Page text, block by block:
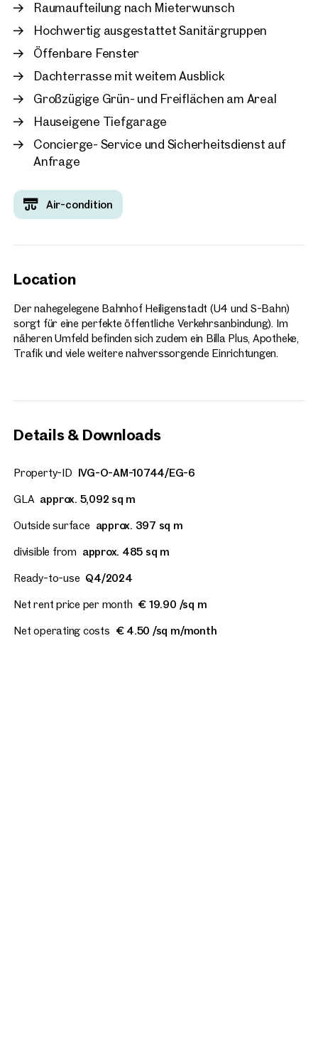
Raumaufteilung nach Mieterwunsch
Hochwertig ausgestattet Sanitärgruppen
Öffenbare Fenster
Dachterrasse mit weitem Ausblick
Großzügige Grün- und Freiflächen am Areal
Hauseigene Tiefgarage
Concierge- Service und Sicherheitsdienst auf
Anfrage
Air-condition
Location
Der nahegelegene Bahnhof Heiligenstadt (U4 und S-Bahn)
sorgt für eine perfekte öffentliche Verkehrsanbindung). Im
näheren Umfeld befinden sich zudem ein Billa Plus, Apotheke,
Trafik und viele weitere nahverssorgende Einrichtungen.
Details & Downloads
Property-ID IVG-O-AM-10744/EG-6
GLA approx. 5,092 sq m
Outside surface approx. 397 sq m
divisible from approx. 485 sq m
Ready-to-use Q4/2024
Net rent price per month € 19.90 /sq m
Net operating costs € 4.50 /sq m/month
Vienna, 19. Döbling
Modern office building
approx. 3,516 sq m gross